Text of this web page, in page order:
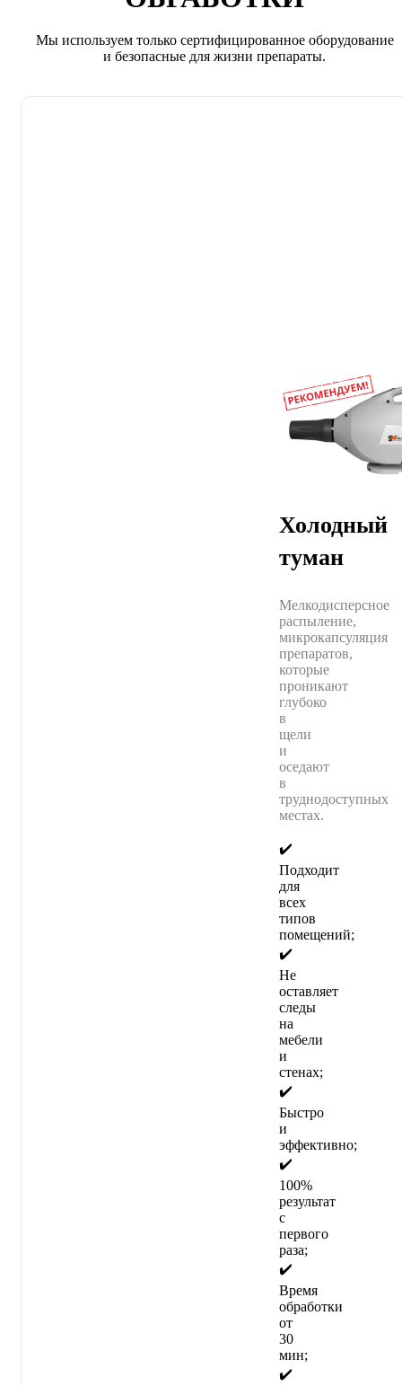
Мы используем только сертифицированное оборудование
и безопасные для жизни препараты.
Холодный
туман
Мелкодисперсное
распыление,
микрокапсуляция
препаратов,
которые
проникают
глубоко
в
щели
и
оседают
в
труднодоступных
местах.
✔️
Подходит
для
всех
типов
помещений;
✔️
Не
оставляет
следы
на
мебели
и
стенах;
✔️
Быстро
и
эффективно;
✔️
100%
результат
с
первого
раза;
✔️
Время
обработки
от
30
мин;
✔️